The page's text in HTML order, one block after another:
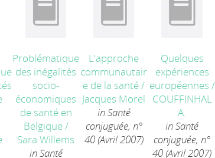
Problématique
des inégalités
socio-
économiques
de santé en
Belgique/
Sara Willems
in Santé
L'approche
communautair
e de la santé/
Jacques Morel
in Santé
conjuguée, n°
40 (Avril 2007)
Quelques
expériences
européennes /
COUFFINHAL
A.
in Santé
conjuguée, n°
40 (Avril 2007)